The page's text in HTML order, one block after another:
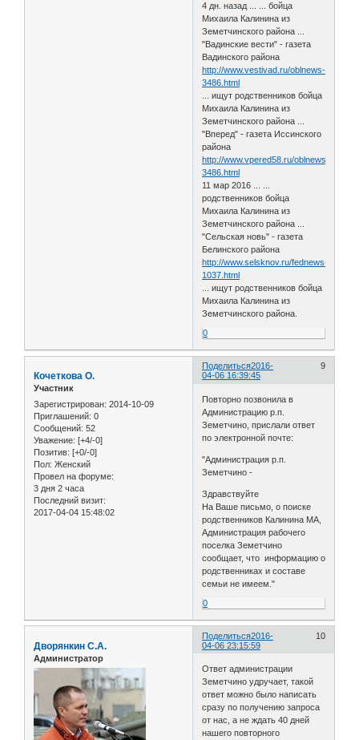
4 дн. назад ... ... бойца
Михаила Калинина из
Земетчинского района ...
"Вадинские вести" - газета
Вадинского района
http://www.vestivad.ru/oblnews-
3486.html
... ищут родственников бойца
Михаила Калинина из
Земетчинского района ...
"Вперед" - газета Иссинского
района
http://www.vpered58.ru/oblnews-
3486.html
11 мар 2016 ... ...
родственников бойца
Михаила Калинина из
Земетчинского района ...
"Сельская новь" - газета
Белинского района
http://www.selsknov.ru/fednews-
1037.html
... ищут родственников бойца
Михаила Калинина из
Земетчинского района.
0
Поделиться 9
2016-
04-06 16:39:45
Кочеткова О.
Участник
Зарегистрирован: 2014-10-09
Приглашений: 0
Сообщений: 52
Уважение: [+4/-0]
Позитив: [+0/-0]
Пол: Женский
Провел на форуме:
3 дня 2 часа
Последний визит:
2017-04-04 15:48:02
Повторно позвонила в
Администрацию р.п.
Земетчино, прислали ответ
по электронной почте:
"Администрация р.п.
Земетчино -
Здравствуйте
На Ваше письмо, о поиске
родственников Калинина МА,
Администрация рабочего
поселка Земетчино
сообщает, что информацию о
родственниках и составе
семьи не имеем."
0
Поделиться 10
2016-
04-06 23:15:59
Дворянкин С.А.
Администратор
Ответ администрации
Земетчино удручает, такой
ответ можно было написать
сразу по получению запроса
от нас, а не ждать 40 дней
нашего повторного